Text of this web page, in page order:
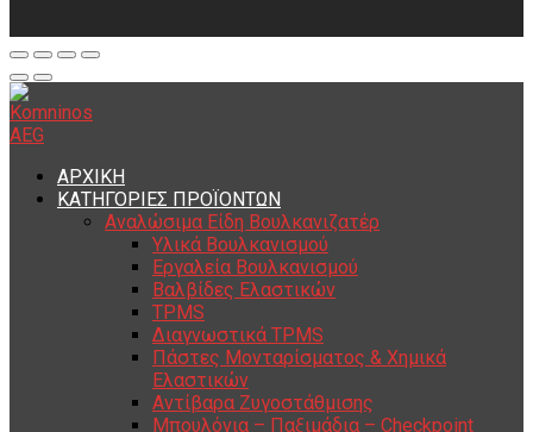
ΑΡΧΙΚΗ
ΚΑΤΗΓΟΡΙΕΣ ΠΡΟΪΟΝΤΩΝ
Αναλώσιμα Είδη Βουλκανιζατέρ
Υλικά Βουλκανισμού
Εργαλεία Βουλκανισμού
Βαλβίδες Ελαστικών
TPMS
Διαγνωστικά TPMS
Πάστες Μονταρίσματος & Χημικά
Ελαστικών
Αντίβαρα Ζυγοστάθμισης
Μπουλόνια – Παξιμάδια – Checkpoint